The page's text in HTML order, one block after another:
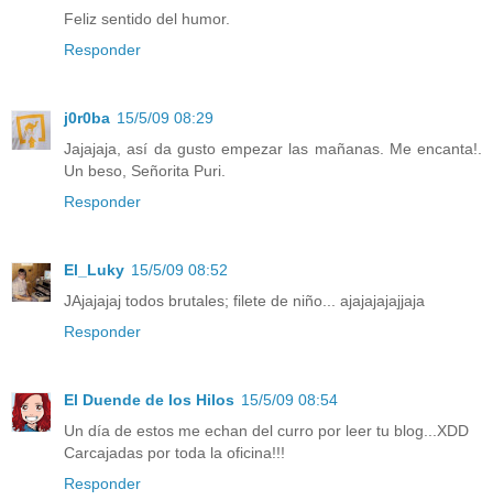
Feliz sentido del humor.
Responder
j0r0ba 15/5/09 08:29
Jajajaja, así da gusto empezar las mañanas. Me encanta!.
Un beso, Señorita Puri.
Responder
El_Luky 15/5/09 08:52
JAjajajaj todos brutales; filete de niño... ajajajajajjaja
Responder
El Duende de los Hilos 15/5/09 08:54
Un día de estos me echan del curro por leer tu blog...XDD
Carcajadas por toda la oficina!!!
Responder